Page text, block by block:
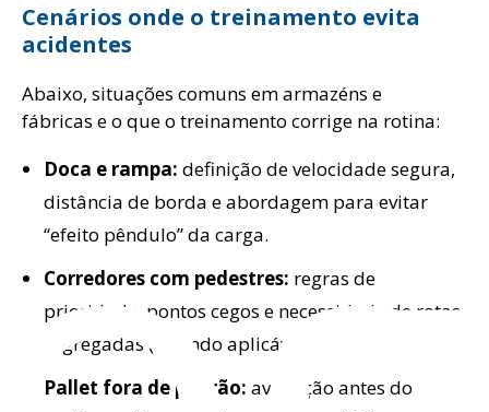
Cenários onde o treinamento evita
acidentes
Abaixo, situações comuns em armazéns e
fábricas e o que o treinamento corrige na rotina:
Doca e rampa: definição de velocidade segura,
distância de borda e abordagem para evitar
“efeito pêndulo” da carga.
Corredores com pedestres: regras de
prioridade, pontos cegos e necessidade de rotas
segregadas (quando aplicável).
Pallet fora de padrão: avaliação antes do